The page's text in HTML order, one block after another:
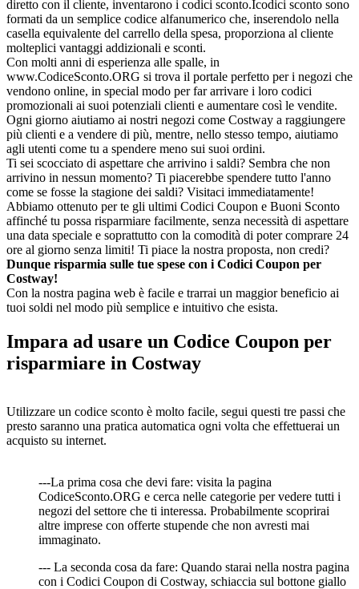
diretto con il cliente, inventarono i codici sconto.Icodici sconto sono
formati da un semplice codice alfanumerico che, inserendolo nella
casella equivalente del carrello della spesa, proporziona al cliente
molteplici vantaggi addizionali e sconti.
Con molti anni di esperienza alle spalle, in
www.CodiceSconto.ORG si trova il portale perfetto per i negozi che
vendono online, in special modo per far arrivare i loro codici
promozionali ai suoi potenziali clienti e aumentare così le vendite.
Ogni giorno aiutiamo ai nostri negozi come Costway a raggiungere
più clienti e a vendere di più, mentre, nello stesso tempo, aiutiamo
agli utenti come tu a spendere meno sui suoi ordini.
Ti sei scocciato di aspettare che arrivino i saldi? Sembra che non
arrivino in nessun momento? Ti piacerebbe spendere tutto l'anno
come se fosse la stagione dei saldi? Visitaci immediatamente!
Abbiamo ottenuto per te gli ultimi Codici Coupon e Buoni Sconto
affinché tu possa risparmiare facilmente, senza necessità di aspettare
una data speciale e soprattutto con la comodità di poter comprare 24
ore al giorno senza limiti! Ti piace la nostra proposta, non credi?
Dunque risparmia sulle tue spese con i Codici Coupon per
Costway!
Con la nostra pagina web è facile e trarrai un maggior beneficio ai
tuoi soldi nel modo più semplice e intuitivo che esista.
Impara ad usare un Codice Coupon per
risparmiare in Costway
Utilizzare un codice sconto è molto facile, segui questi tre passi che
presto saranno una pratica automatica ogni volta che effettuerai un
acquisto su internet.
---La prima cosa che devi fare: visita la pagina
CodiceSconto.ORG e cerca nelle categorie per vedere tutti i
negozi del settore che ti interessa. Probabilmente scoprirai
altre imprese con offerte stupende che non avresti mai
immaginato.
--- La seconda cosa da fare: Quando starai nella nostra pagina
con i Codici Coupon di Costway, schiaccia sul bottone giallo